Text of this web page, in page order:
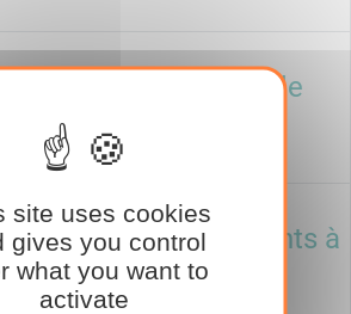
je reste propriétaire de
?
des sites/bâtiments à
?
site uses cookies
gives you control
what you want to
activate